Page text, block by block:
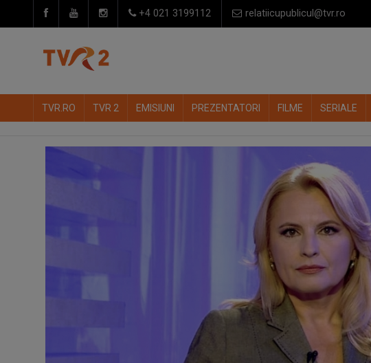
+4 021 3199112 relatiicupublicul@tvr.ro
TVR.RO TVR 2 EMISIUNI PREZENTATORI FILME SERIALE